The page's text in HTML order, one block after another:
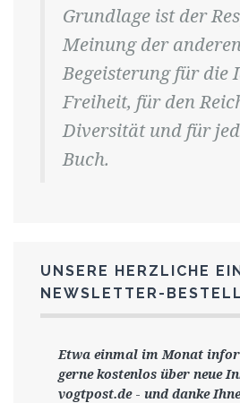
Grundlage ist der
Meinung der
Begeisterung für die
Freiheit, für den
Diversität und für
Buch.
UNSERE HERZLICHE
NEWSLETTER-
Etwa einmal im Monat
gernekostenlos über neue
vogtpost.de- und danke